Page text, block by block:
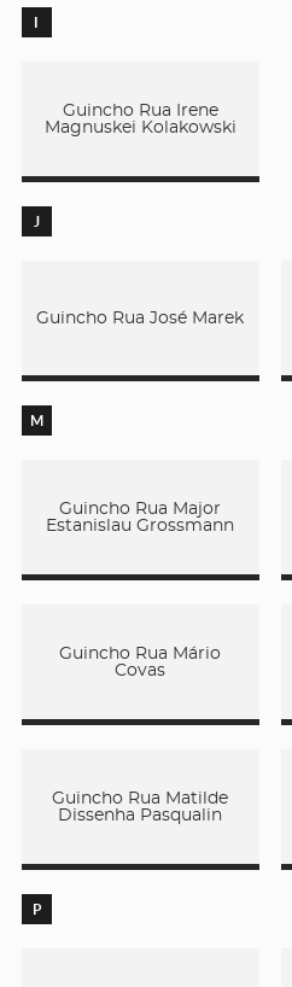
I
Guincho Rua Irene
Magnuskei Kolakowski
J
Guincho Rua José Marek
M
Guincho Rua Major
Estanislau Grossmann
Guincho Rua Mário
Covas
Guincho Rua Matilde
Dissenha Pasqualin
P